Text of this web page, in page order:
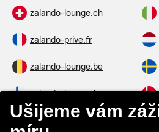
zalando-lounge.ch
zalando-prive.fr
zalando-lounge.be
zalando-lounge.fi
zalando-lounge.co.uk